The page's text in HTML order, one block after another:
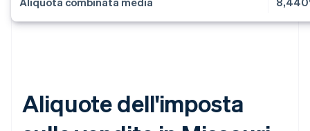
Aliquote dell'imposta